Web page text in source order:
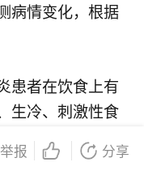
病情变化，根据
患者在饮食上有
生冷、刺激性食
菜、水果、全谷
此外，保持规律
举报 分享